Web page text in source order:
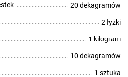
20 dekagramów
2 łyżki
1 kilogram
10 dekagramów
1 sztuka